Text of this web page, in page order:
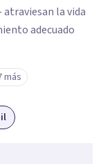
la vida
adecuado
más